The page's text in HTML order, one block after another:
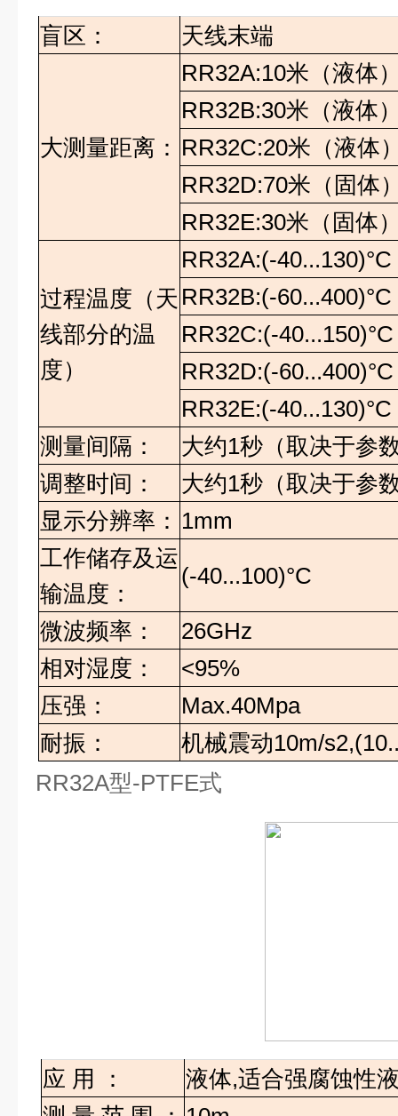
盲区： 天线末端
大测量距离：
RR32A:10米（液体
RR32B:30米（液体
RR32C:20米（液体
RR32D:70米（固体
RR32E:30米（固体
过程温度（天
线部分的温
度）
RR32A:(-40...130)°C
RR32B:(-60...400)°C
RR32C:(-40...150)°C
RR32D:(-60...400)°C
RR32E:(-40...130)°C
测量间隔：
大约1秒（取决于参
调整时间：
大约1秒（取决于参
显示分辨率： 1mm
工作储存及运
输温度：
(-40...100)°C
微波频率：
26GHz
相对湿度：
<95%
压强：
Max.40Mpa
耐振：
机械震动10m/
RR32A型-PTFE式
应 用 ： 液体,适合强腐蚀性